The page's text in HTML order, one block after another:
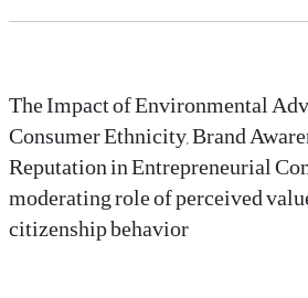
The Impact of Environmental
Consumer Ethnicity, Brand
Reputation in Entrepreneurial
moderating role of perceived
citizenship behavior